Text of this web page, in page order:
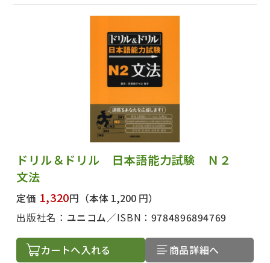
ドリル＆ドリル 日本語能力試験 Ｎ２
文法
定価 1,320円 （本体 1,200 円）
出版社名： ユニコム ISBN： 9784896894769
カートへ入れる 商品詳細へ